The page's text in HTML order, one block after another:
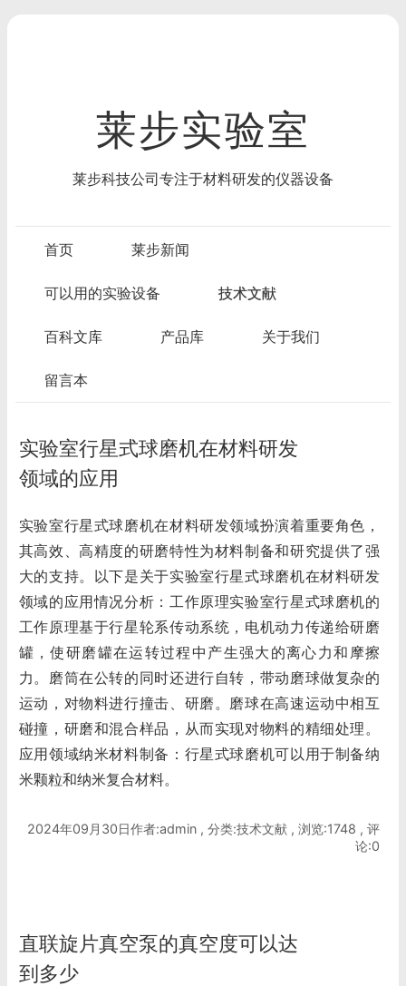
莱步实验室
莱步科技公司专注于材料研发的仪器设备
首页 莱步新闻
可以用的实验设备 技术文献
百科文库 产品库 关于我们
留言本
实验室行星式球磨机在材料研发
领域的应用
实验室行星式球磨机在材料研发领域扮演着重要角色，
其高效、高精度的研磨特性为材料制备和研究提供了强
大的支持。以下是关于实验室行星式球磨机在材料研发
领域的应用情况分析：工作原理实验室行星式球磨机的
工作原理基于行星轮系传动系统，电机动力传递给研磨
罐，使研磨罐在运转过程中产生强大的离心力和摩擦
力。磨筒在公转的同时还进行自转，带动磨球做复杂的
运动，对物料进行撞击、研磨。磨球在高速运动中相互
碰撞，研磨和混合样品，从而实现对物料的精细处理。
应用领域纳米材料制备：行星式球磨机可以用于制备纳
米颗粒和纳米复合材料。
2024年09月30日作者:admin , 分类:技术文献 , 浏览:1748 , 评
论:0
直联旋片真空泵的真空度可以达
到多少